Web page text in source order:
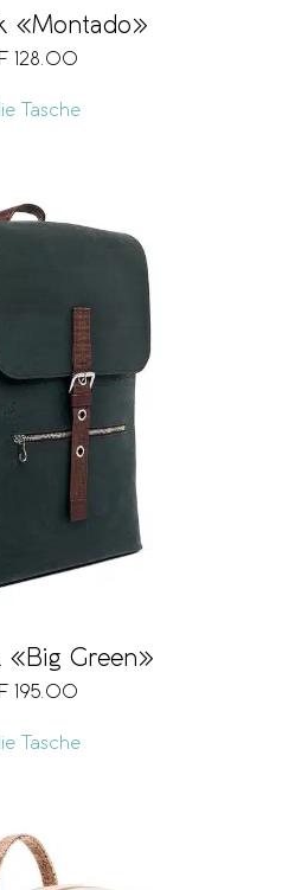
«Montado»
128.00
Tasche
«Big Green»
195.00
Tasche